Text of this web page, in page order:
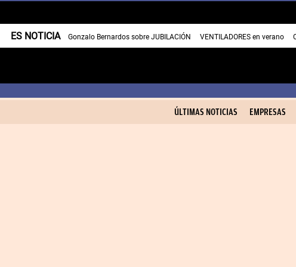
ES NOTICIA Gonzalo Bernardos sobre JUBILACIÓN VENTILADORES en verano
ÚLTIMAS NOTICIAS EMPRESAS